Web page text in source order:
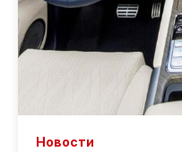
Новости